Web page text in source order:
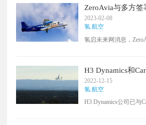
选择，无论是在地面还
合作，支持绿氢动力飞
署。在“氢联盟”的框
在克赖斯特彻奇机场发
氢动力起飞的飞跃。在
家公司将共同为新西兰
ZeroAvia与多方
氢动力飞行
2023-02-08
氢.航空
氢启未来网消息，
洲目的地的示范航班运
2025年之前制定商业
专注于从鹿特丹交付第
使整个机场生态系统脱
动力系统项目已经在
H3 Dynamics和
力无人机系统
2022-12-15
氢.航空
H3 Dynamics公司已与